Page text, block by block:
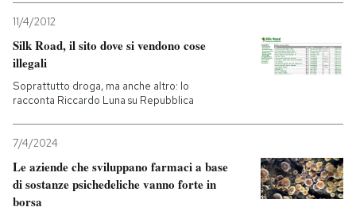
11/4/2012
Silk Road, il sito dove si vendono cose
illegali
Soprattutto droga, ma anche altro: lo
racconta Riccardo Luna su Repubblica
7/4/2024
Le aziende che sviluppano farmaci a base
di sostanze psichedeliche vanno forte in
borsa